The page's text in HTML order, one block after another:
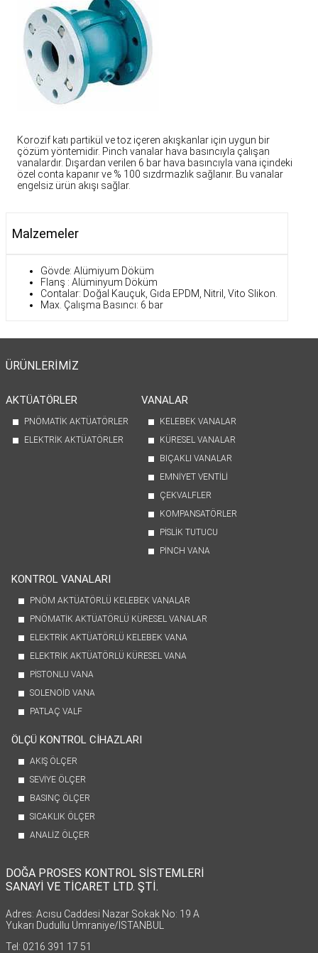
Korozif katı partikül ve toz içeren akışkanlar için uygun bir
çözüm yöntemidir. Pinch vanalar hava basıncıyla çalışan
vanalardır. Dışardan verilen 6 bar hava basıncıyla vana içindeki
özel conta kapanır ve % 100 sızdrmazlık sağlanır. Bu vanalar
engelsiz ürün akışı sağlar.
Malzemeler
Gövde: Alümiyum Döküm
Flanş : Alüminyum Döküm
Contalar: Doğal Kauçuk, Gıda EPDM, Nitril, Vito Slikon.
Max. Çalışma Basıncı: 6 bar
ÜRÜNLERİMİZ
AKTÜATÖRLER
PNÖMATİK AKTÜATÖRLER
ELEKTRİK AKTÜATÖRLER
VANALAR
KELEBEK VANALAR
KÜRESEL VANALAR
BIÇAKLI VANALAR
EMNİYET VENTİLİ
ÇEKVALFLER
KOMPANSATÖRLER
PİSLİK TUTUCU
PİNCH VANA
KONTROL VANALARI
PNÖM AKTÜATÖRLÜ KELEBEK VANALAR
PNÖMATİK AKTÜATÖRLÜ KÜRESEL VANALAR
ELEKTRİK AKTÜATÖRLÜ KELEBEK VANA
ELEKTRİK AKTÜATÖRLÜ KÜRESEL VANA
PİSTONLU VANA
SOLENOİD VANA
PATLAÇ VALF
ÖLÇÜ KONTROL CİHAZLARI
AKIŞ ÖLÇER
SEVİYE ÖLÇER
BASINÇ ÖLÇER
SICAKLIK ÖLÇER
ANALİZ ÖLÇER
DOĞA PROSES KONTROL SİSTEMLERİ
SANAYİ VE TİCARET LTD. ŞTİ.
Adres: Acısu Caddesi Nazar Sokak No: 19 A
Yukarı Dudullu Ümraniye/İSTANBUL
Tel: 0216 391 17 51